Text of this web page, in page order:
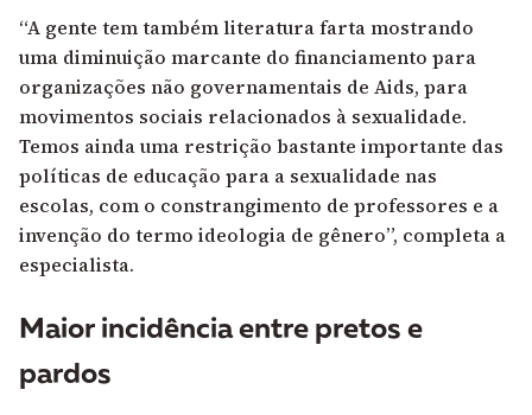
“A gente tem também literatura farta mostrando
uma diminuição marcante do financiamento para
organizações não governamentais de Aids, para
movimentos sociais relacionados à sexualidade.
Temos ainda uma restrição bastante importante das
políticas de educação para a sexualidade nas
escolas, com o constrangimento de professores e a
invenção do termo ideologia de gênero”, completa a
especialista.
Maior incidência entre pretos e
pardos